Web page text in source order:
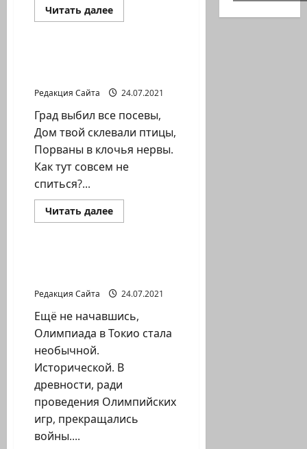
Читать далееПрочитать
больше
Литературная гостиная
Редакция Сайта 24.07.2021
Град выбил все посевы,
Дом твой склевали птицы,
Порваны в клочья нервы.
Как тут совсем не
спиться?...
Читать далееПрочитать
больше
Литературная гостиная
Редакция Сайта 24.07.2021
Ещё не начавшись,
Олимпиада в Токио стала
необычной.
Исторической. В
древности, ради
проведения Олимпийских
игр, прекращались
войны....